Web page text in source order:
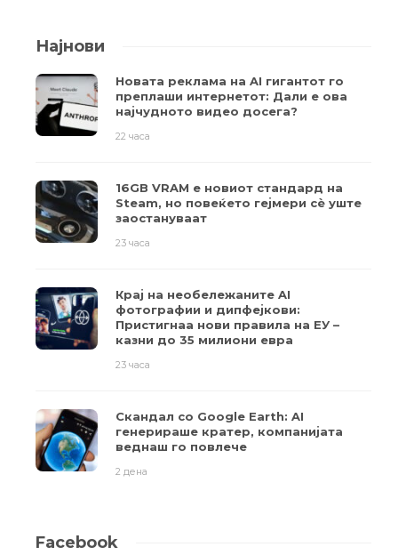
Најнови
Новата реклама на AI гигантот го
преплаши интернетот: Дали е ова
најчудното видео досега?
22 часа
16GB VRAM е новиот стандард на
Steam, но повеќето гејмери ​​сè уште
заостануваат
23 часа
Крај на необележаните AI
фотографии и дипфејкови:
Пристигнаа нови правила на ЕУ –
казни до 35 милиони евра
23 часа
Скандал со Google Earth: AI
генерираше кратер, компанијата
веднаш го повлече
2 дена
Facebook